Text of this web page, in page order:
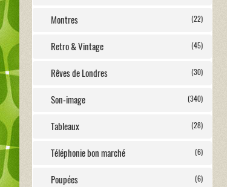
Montres (22)
Retro & Vintage (45)
Rêves de Londres (30)
Son-image (340)
Tableaux (28)
Téléphonie bon marché (6)
Poupées (6)